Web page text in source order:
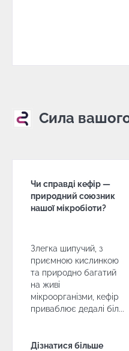
Сила
Чи справді кефір —
природний союзник
нашої мікробіоти?
Злегка шипучий, з
приємною кислинкою
та природно багатий
на живі
мікроорганізми, кефір
приваблює дедалі біл...
Дізнатися більше